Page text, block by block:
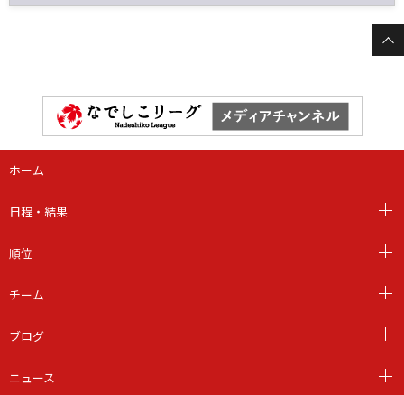
ホーム
日程・結果
順位
チーム
ブログ
ニュース